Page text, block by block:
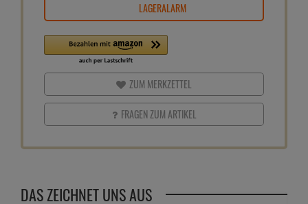
LAGERALARM
ZUM MERKZETTEL
FRAGEN ZUM ARTIKEL
DAS ZEICHNET UNS AUS